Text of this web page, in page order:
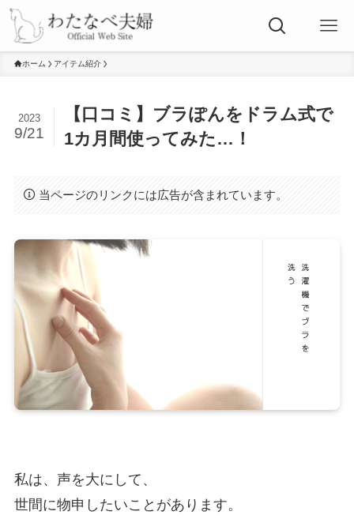
ホーム アイテム紹介
【口コミ】ブラぽんをドラム式で
1カ月間使ってみた…！
2023
9/21
当ページのリンクには広告が含まれています。
私は、声を大にして、
世間に物申したいことがあります。